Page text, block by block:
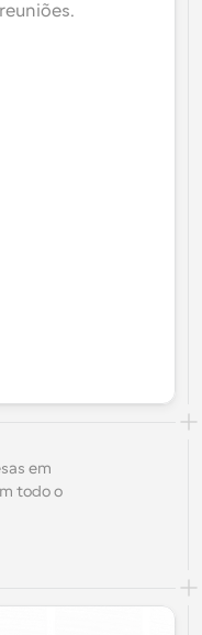
em
todo o